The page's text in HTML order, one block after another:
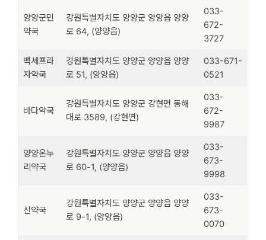
양양군민
약국
강원특별자치도 양양군 양양읍 양양
로 64, (양양읍)
033-
672-
3727
백세프라
자약국
강원특별자치도 양양군 양양읍 양양
로 51, (양양읍)
033-671-
0521
바다약국
강원특별자치도 양양군 강현면 동해
대로 3589, (강현면)
033-
672-
9987
양양온누
리약국
강원특별자치도 양양군 양양읍 양양
로 60-1, (양양읍)
033-
673-
9998
신약국
강원특별자치도 양양군 양양읍 양양
로 9-1, (양양읍)
033-
673-
0070